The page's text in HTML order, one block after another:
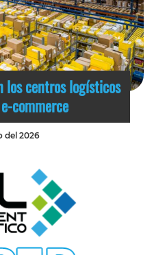
los centros logísticos
commerce
del 2026